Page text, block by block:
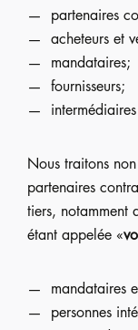
partenaires
acheteurs et
mandataires;
fournisseurs;
Nous traitons
partenaires
tiers, notamment
étant appelée «
mandataires
personnes